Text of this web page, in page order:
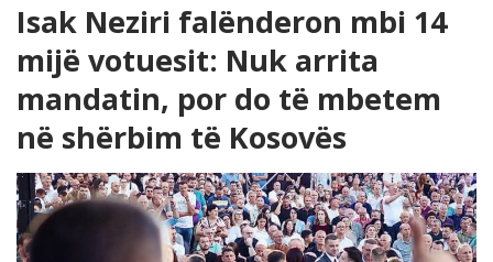
Isak Neziri falënderon mbi 14
mijë votuesit: Nuk arrita
mandatin, por do të mbetem
në shërbim të Kosovës